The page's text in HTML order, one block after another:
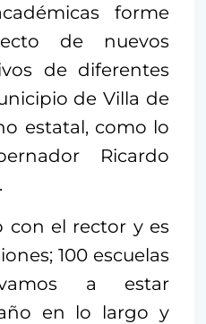
forme
de nuevos
de diferentes
de Villa de
estatal, como lo
Ricardo
con el rector y es
100 escuelas
a estar
en lo largo y